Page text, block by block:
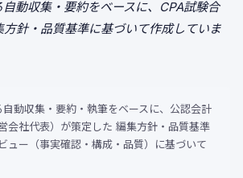
動収集・要約をベースに、CPA試験合
針・品質基準に基づいて作成していま
動収集・要約・執筆をベースに、公認会計
会社代表）が策定した 編集方針・品質基準
ュー（事実確認・構成・品質）に基づいて